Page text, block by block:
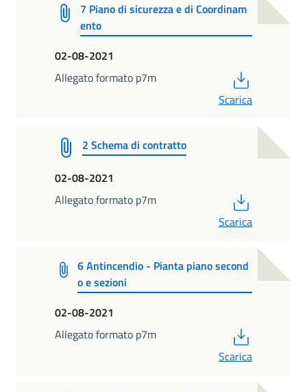
7 Piano di sicurezza e di Coordinam
ento
02-08-2021
Allegato formato p7m
Scarica
2 Schema di contratto
02-08-2021
Allegato formato p7m
Scarica
6 Antincendio - Pianta piano second
o e sezioni
02-08-2021
Allegato formato p7m
Scarica